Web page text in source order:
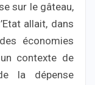
sur le gâteau,
allait, dans
économies
contexte de
la dépense